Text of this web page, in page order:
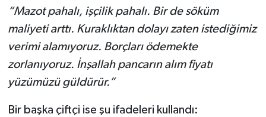
“Mazot pahalı, işçilik pahalı. Bir de söküm
maliyeti arttı. Kuraklıktan dolayı zaten istediğimiz
verimi alamıyoruz. Borçları ödemekte
zorlanıyoruz. İnşallah pancarın alım fiyatı
yüzümüzü güldürür.”
Bir başka çiftçi ise şu ifadeleri kullandı: